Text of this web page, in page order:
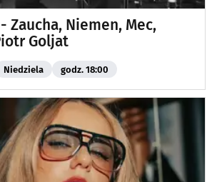
Zaucha, Niemen, Mec,
Goljat
Niedziela godz. 18:00